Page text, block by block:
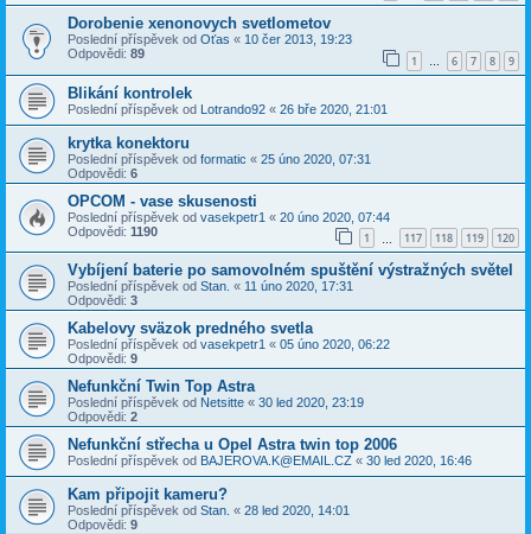
Dorobenie xenonovych svetlometov
Poslední příspěvek od Oťas « 10 čer 2013, 19:23
Odpovědi: 89 1 … 6 7 8 9
Blikání kontrolek
Poslední příspěvek od Lotrando92 « 26 bře 2020, 21:01
krytka konektoru
Poslední příspěvek od formatic « 25 úno 2020, 07:31
Odpovědi: 6
OPCOM - vase skusenosti
Poslední příspěvek od vasekpetr1 « 20 úno 2020, 07:44
Odpovědi: 1190 1 117 118 119 120
Vybíjení baterie po samovolném spuštění výstražných světel
Poslední příspěvek od Stan. « 11 úno 2020, 17:31
Odpovědi: 3
Kabelovy sväzok predného svetla
Poslední příspěvek od vasekpetr1 « 05 úno 2020, 06:22
Odpovědi: 9
Nefunkční Twin Top Astra
Poslední příspěvek od Netsitte « 30 led 2020, 23:19
Odpovědi: 2
Nefunkční střecha u Opel Astra twin top 2006
Poslední příspěvek od BAJEROVA.K@EMAIL.CZ « 30 led 2020, 16:46
Kam připojit kameru?
Poslední příspěvek od Stan. « 28 led 2020, 14:01
Odpovědi: 9